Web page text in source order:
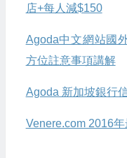
店+每人減$150
Agoda中文網站國
方位註意事項講解
Agoda 新加坡銀行
Venere.com 2016